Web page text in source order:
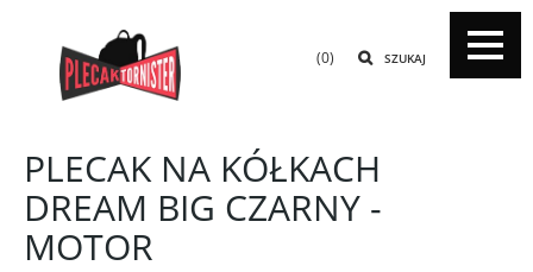
SZUKAJ
(0)
PLECAK NA KÓŁKACH
DREAM BIG CZARNY -
MOTOR